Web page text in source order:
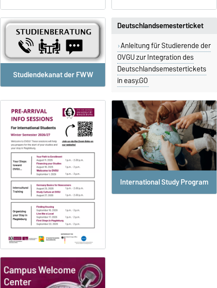
International Study Program
Studiendekanat der FWW
Deutschlandsemesterticket
Anleitung für Studierende der
OVGU zur Integration des
Deutschlandsemestertickets
in easy.GO